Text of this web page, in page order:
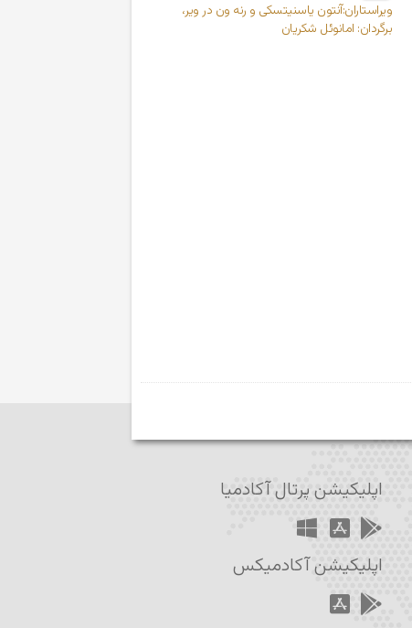
ویراستاران:آنتون یاسنیتسکی و رنه ون در ویر،
برگردان: امانوئل شکریان
اپلیکیشن پرتال آکادمیا
اپلیکیشن آکادمیکس